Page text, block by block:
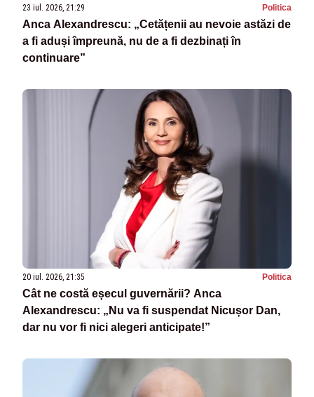
23 iul. 2026, 21:29 Politica
Anca Alexandrescu: „Cetățenii au nevoie astăzi de
a fi aduși împreună, nu de a fi dezbinați în
continuare”
20 iul. 2026, 21:35 Politica
Cât ne costă eșecul guvernării? Anca
Alexandrescu: „Nu va fi suspendat Nicușor Dan,
dar nu vor fi nici alegeri anticipate!”